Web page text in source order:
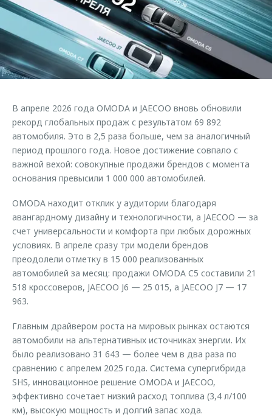
Страхование
Кредитный калькулятор
Аксессуары
Одежда и сувениры
Запчасти
Трейд-ин
Калькулятор трейд-ин
Клиентская поддержка
O&J Автоклуб
Клуб владельцев OMODA
Приложение O&J
Одежда и сувениры
Оригинальные аксессуары
Запчасти
Обратная связь
В апреле 2026 года OMODA и JAECOO вновь обновили
рекорд глобальных продаж с результатом 69 892
автомобиля. Это в 2,5 раза больше, чем за аналогичный
период прошлого года. Новое достижение совпало с
важной вехой: совокупные продажи брендов с момента
основания превысили 1 000 000 автомобилей.
OMODA находит отклик у аудитории благодаря
авангардному дизайну и технологичности, а JAECOO — за
счет универсальности и комфорта при любых дорожных
условиях. В апреле сразу три модели брендов
преодолели отметку в 15 000 реализованных
автомобилей за месяц: продажи OMODA C5 составили 21
518 кроссоверов, JAECOO J6 — 25 015, а JAECOO J7 — 17
963.
Главным драйвером роста на мировых рынках остаются
автомобили на альтернативных источниках энергии. Их
было реализовано 31 643 — более чем в два раза по
сравнению с апрелем 2025 года. Система супергибрида
SHS, инновационное решение OMODA и JAECOO,
эффективно сочетает низкий расход топлива (3,4 л/100
км), высокую мощность и долгий запас хода.